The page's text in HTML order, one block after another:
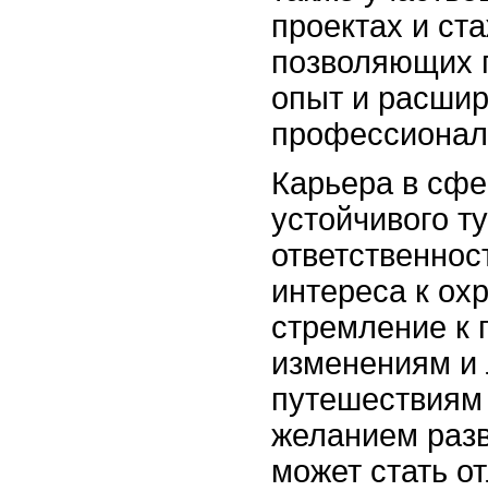
проектах и
позволяющих
опыт и
Карьера в
устойчивого
интереса к
стремление к
изменениям и
желанием
может стать